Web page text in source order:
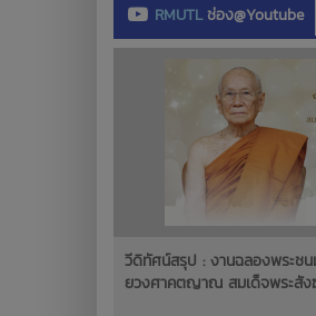
RMUTLช่อง@Youtube
วีดิทัศน์สรุป : งานฉลองพระช
ยวงศาคตญาณ สมเด็จพระสัง